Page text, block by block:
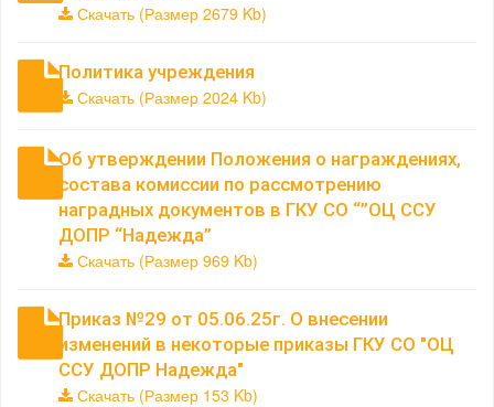
Скачать (Размер 2679 Kb)
Политика учреждения
Скачать (Размер 2024 Kb)
Об утверждении Положения о награждениях,
состава комиссии по рассмотрению
наградных документов в ГКУ СО “”ОЦ ССУ
ДОПР “Надежда”
Скачать (Размер 969 Kb)
Приказ №29 от 05.06.25г. О внесении
изменений в некоторые приказы ГКУ СО "ОЦ
ССУ ДОПР Надежда"
Скачать (Размер 153 Kb)